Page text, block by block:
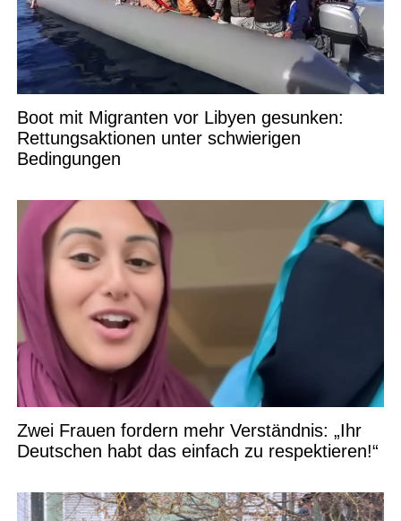
Boot mit Migranten vor Libyen gesunken:
Rettungsaktionen unter schwierigen
Bedingungen
Zwei Frauen fordern mehr Verständnis: „Ihr
Deutschen habt das einfach zu respektieren!“